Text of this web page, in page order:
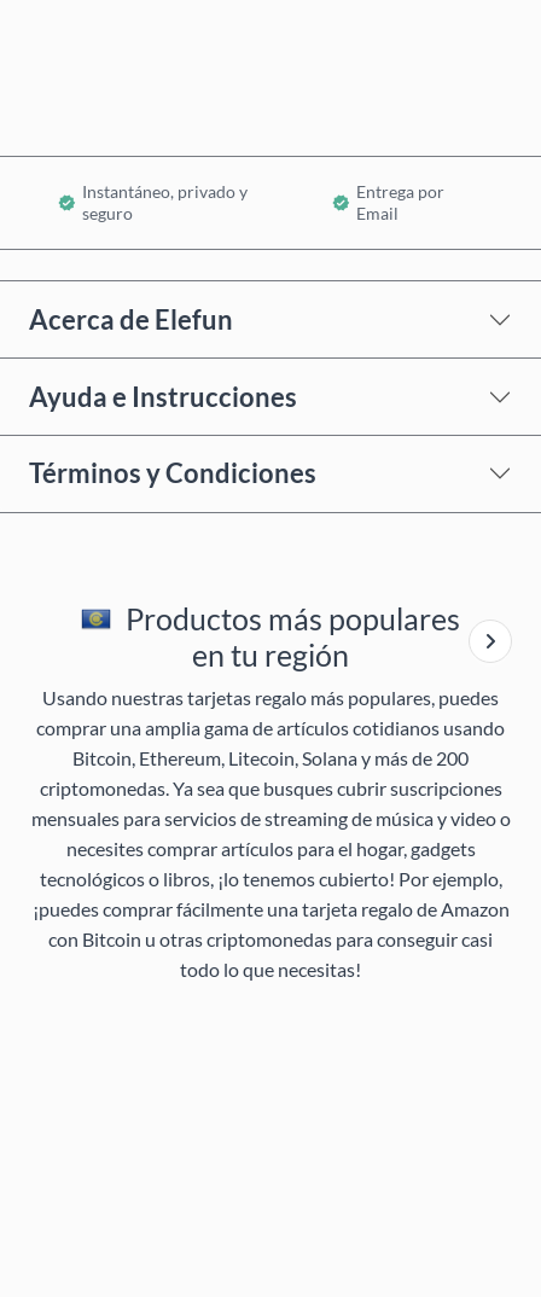
Instantáneo, privado y
seguro
Entrega por
Email
Acerca de Elefun
Ayuda e Instrucciones
Términos y Condiciones
Productos más populares
en tu región
Usando nuestras tarjetas regalo más populares, puedes
comprar una amplia gama de artículos cotidianos usando
Bitcoin, Ethereum, Litecoin, Solana y más de 200
criptomonedas. Ya sea que busques cubrir suscripciones
mensuales para servicios de streaming de música y video o
necesites comprar artículos para el hogar, gadgets
tecnológicos o libros, ¡lo tenemos cubierto! Por ejemplo,
¡puedes comprar fácilmente una tarjeta regalo de Amazon
con Bitcoin u otras criptomonedas para conseguir casi
todo lo que necesitas!